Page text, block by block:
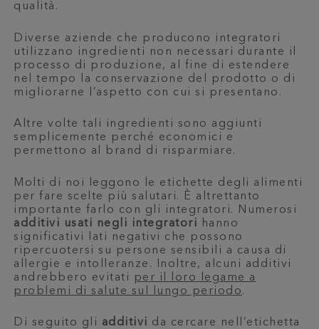
qualità.
Diverse aziende che producono integratori
utilizzano ingredienti non necessari durante il
processo di produzione, al fine di estendere
nel tempo la conservazione del prodotto o di
migliorarne l’aspetto con cui si presentano.
Altre volte tali ingredienti sono aggiunti
semplicemente perché economici e
permettono al brand di risparmiare.
Molti di noi leggono le etichette degli alimenti
per fare scelte più salutari. È altrettanto
importante farlo con gli integratori. Numerosi
additivi usati negli integratori hanno
significativi lati negativi che possono
ripercuotersi su persone sensibili a causa di
allergie e intolleranze. Inoltre, alcuni additivi
andrebbero evitati
per il loro legame a
problemi di salute sul lungo periodo.
Di seguito gli additivi da cercare nell’etichetta